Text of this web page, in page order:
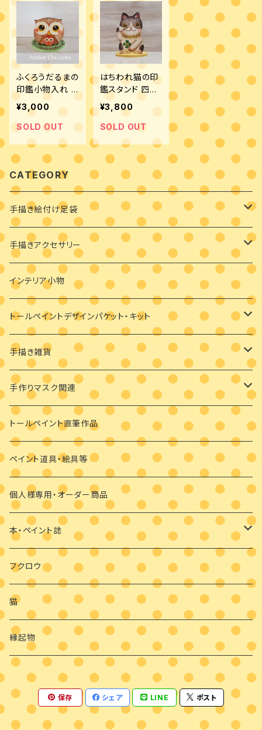
ふくろうだるまの
印鑑小物入れ 2
種類 完成品
¥3,000
SOLD OUT
はちわれ猫の印
鑑スタンド 四つ
葉 一輪挿し用試
験管付き 完成
品
¥3,800
SOLD OUT
CATEGORY
手描き絵付け足袋
絵付け済み足袋
オーダーメイド絵付け足袋
手描きアクセサリー
ブローチ
バッグチャーム
耳飾り
ペンダント
その他
インテリア小物
トールペイントデザインパケット・キット
素材付きキット
ビギナーさま向け
デザインパケット
ビギナーさま向け
干支の羽子板
クリスマス
ウッドバーニング
素材のみ
手描き雑貨
メガネケース
その他
手作りマスク関連
手描き絵付けマスク
手作り布マスク
マスクブローチ
トールペイント直筆作品
ペイント道具・絵具等
個人様専用・オーダー商品
本・ペイント誌
日めくりカレンダーオハナとイロとフクロウと
フクロウ
猫
縁起物
保存 シェア LINE ポスト